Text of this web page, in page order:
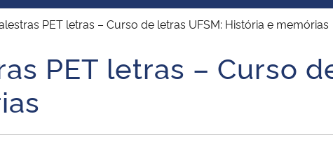
PET letras – Curso de letras UFSM: História e memórias
PET letras – Curso